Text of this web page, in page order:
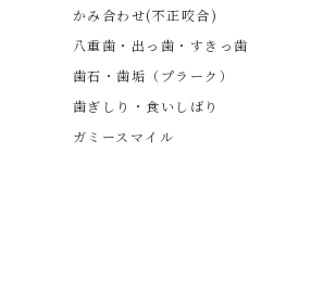
かみ合わせ(不正咬合)
八重歯・出っ歯・すきっ歯
歯石・歯垢（プラーク）
歯ぎしり・食いしばり
ガミースマイル